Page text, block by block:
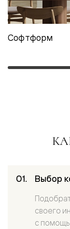
Софтформ
Выбор
своего
с